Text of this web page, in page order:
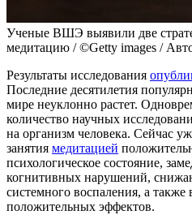
Ученые ВШЭ выявили две
медитацию / ©Getty images /
Результаты исследования
Последние десятилетия
мире неуклонно растет.
количество научных
на организм человека. Сейчас
занятия медитацией
психологическое состояние,
когнитивных нарушений,
системного воспаления, а
положительных эффектов.